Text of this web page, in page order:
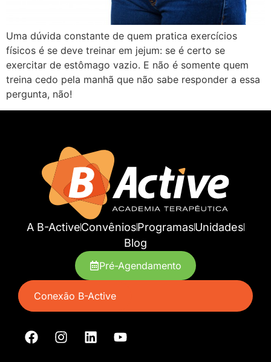
Uma dúvida constante de quem pratica exercícios
físicos é se deve treinar em jejum: se é certo se
exercitar de estômago vazio. E não é somente quem
treina cedo pela manhã que não sabe responder a essa
pergunta, não!
A B-ActiveConvêniosProgramasUnidades
Blog
Pré-Agendamento
Conexão B-Active